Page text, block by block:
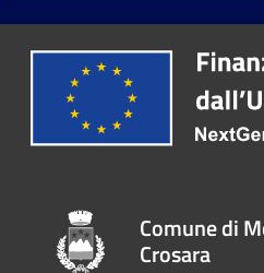
Comune di
Crosara